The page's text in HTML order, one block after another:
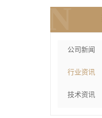
N
公司新闻
行业资讯
技术资讯